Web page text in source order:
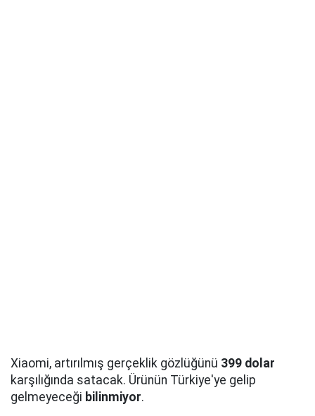
Xiaomi, artırılmış gerçeklik gözlüğünü 399 dolar
karşılığında satacak. Ürünün Türkiye'ye gelip
gelmeyeceği bilinmiyor.